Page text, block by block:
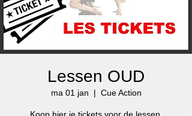
Lessen OUD
ma 01 jan
  |
Cue Action